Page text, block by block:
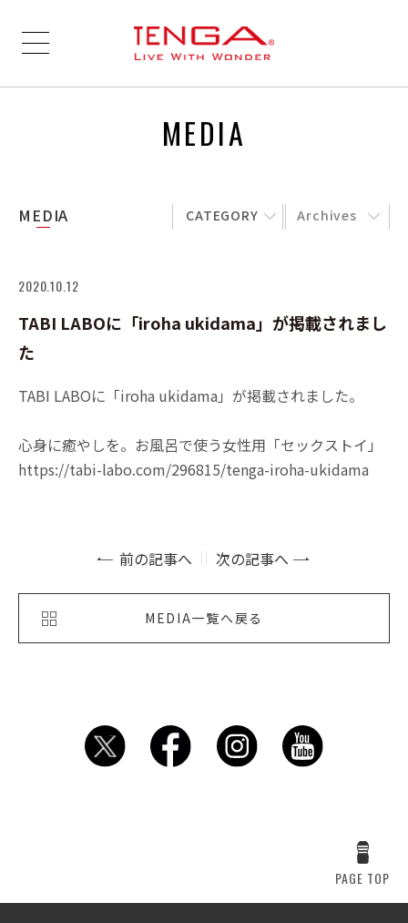
MEDIA
MEDIA CATEGORY Archives
2020.10.12
TABI LABOに「iroha ukidama」が掲載されまし
た
TABI LABOに「iroha ukidama」が掲載されました。
心身に癒やしを。お風呂で使う女性用「セックストイ」
https://tabi-labo.com/296815/tenga-iroha-ukidama
前の記事へ 次の記事へ
MEDIA一覧へ戻る
PAGE TOP